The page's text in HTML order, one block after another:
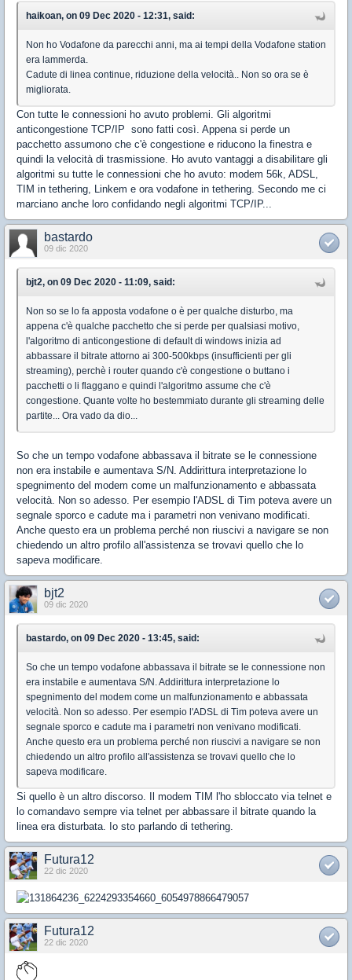
haikoan, on 09 Dec 2020 - 12:31, said:
Non ho Vodafone da parecchi anni, ma ai tempi della Vodafone station
era lammerda.
Cadute di linea continue, riduzione della velocità.. Non so ora se è
migliorata.
Con tutte le connessioni ho avuto problemi. Gli algoritmi
anticongestione TCP/IP sono fatti così. Appena si perde un
pacchetto assumono che c'è congestione e riducono la finestra e
quindi la velocità di trasmissione. Ho avuto vantaggi a disabilitare gli
algoritmi su tutte le connessioni che ho avuto: modem 56k, ADSL,
TIM in tethering, Linkem e ora vodafone in tethering. Secondo me ci
marciano anche loro confidando negli algoritmi TCP/IP...
bastardo
09 dic 2020
bjt2, on 09 Dec 2020 - 11:09, said:
Non so se lo fa apposta vodafone o è per qualche disturbo, ma
appena c'è qualche pacchetto che si perde per qualsiasi motivo,
l'algoritmo di anticongestione di default di windows inizia ad
abbassare il bitrate attorno ai 300-500kbps (insufficienti per gli
streaming), perchè i router quando c'è congestione o buttano i
pacchetti o li flaggano e quindi l'algoritmo assume che c'è
congestione. Quante volte ho bestemmiato durante gli streaming delle
partite... Ora vado da dio...
So che un tempo vodafone abbassava il bitrate se le connessione
non era instabile e aumentava S/N. Addirittura interpretazione lo
spegnimento del modem come un malfunzionamento e abbassata
velocità. Non so adesso. Per esempio l'ADSL di Tim poteva avere un
segnale sporco e cadute ma i parametri non venivano modificati.
Anche questo era un problema perché non riuscivi a navigare se non
chiedendo un altro profilo all'assistenza se trovavi quello che lo
sapeva modificare.
bjt2
09 dic 2020
bastardo, on 09 Dec 2020 - 13:45, said:
So che un tempo vodafone abbassava il bitrate se le connessione non
era instabile e aumentava S/N. Addirittura interpretazione lo
spegnimento del modem come un malfunzionamento e abbassata
velocità. Non so adesso. Per esempio l'ADSL di Tim poteva avere un
segnale sporco e cadute ma i parametri non venivano modificati.
Anche questo era un problema perché non riuscivi a navigare se non
chiedendo un altro profilo all'assistenza se trovavi quello che lo
sapeva modificare.
Si quello è un altro discorso. Il modem TIM l'ho sbloccato via telnet e
lo comandavo sempre via telnet per abbassare il bitrate quando la
linea era disturbata. Io sto parlando di tethering.
Futura12
22 dic 2020
Futura12
22 dic 2020